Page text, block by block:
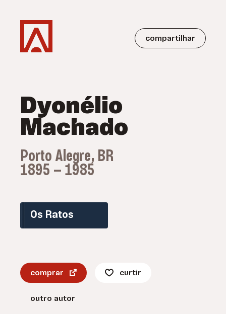
compartilhar
Dyonélio
Machado
Porto Alegre, BR
1895 — 1985
Os Ratos
comprar curtir
outro autor